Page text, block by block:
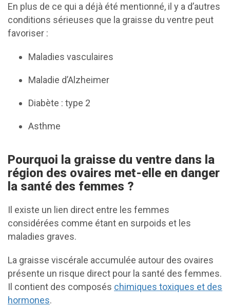
En plus de ce qui a déjà été mentionné, il y a d’autres
conditions sérieuses que la graisse du ventre peut
favoriser :
Maladies vasculaires
Maladie d’Alzheimer
Diabète : type 2
Asthme
Pourquoi la graisse du ventre dans la
région des ovaires met-elle en danger
la santé des femmes ?
Il existe un lien direct entre les femmes
considérées comme étant en surpoids et les
maladies graves.
La graisse viscérale accumulée autour des ovaires
présente un risque direct pour la santé des femmes.
Il contient des composés chimiques toxiques et des
hormones.